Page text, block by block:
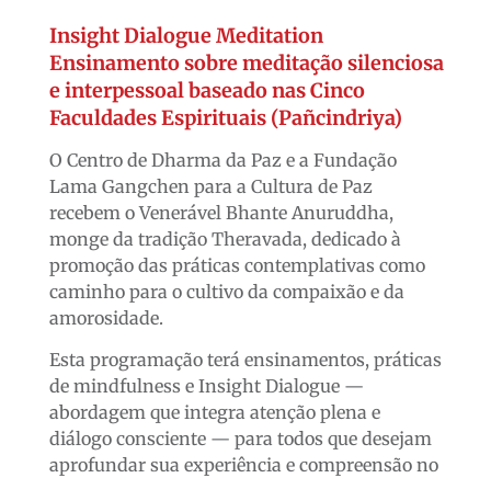
Insight Dialogue Meditation
Ensinamento sobre meditação silenciosa
e interpessoal baseado nas Cinco
Faculdades Espirituais (Pañcindriya)
O Centro de Dharma da Paz e a Fundação
Lama Gangchen para a Cultura de Paz
recebem o Venerável Bhante Anuruddha,
monge da tradição Theravada, dedicado à
promoção das práticas contemplativas como
caminho para o cultivo da compaixão e da
amorosidade.
Esta programação terá ensinamentos, práticas
de mindfulness e Insight Dialogue —
abordagem que integra atenção plena e
diálogo consciente — para todos que desejam
aprofundar sua experiência e compreensão no